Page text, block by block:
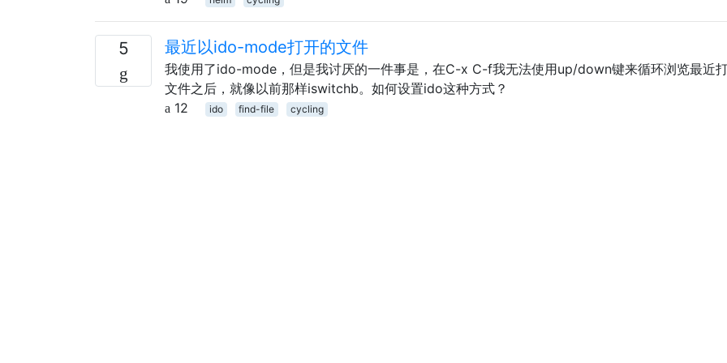
5 最近以ido-mode打开的文件
我使用了ido-mode，但是我讨厌的一件事是，在C-x C-f我无法使用up/down键来循环浏览最近
文件之后，就像以前那样iswitchb。如何设置ido这种方式？
12
ido find-file cycling